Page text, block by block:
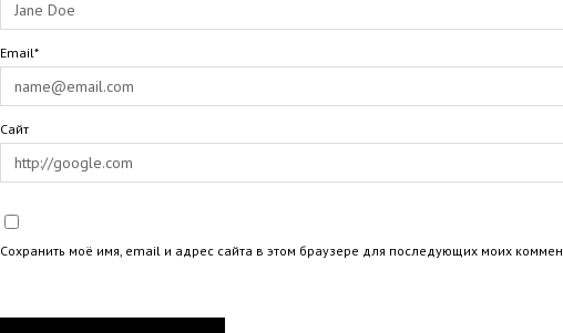
Email*
Сайт
Сохранить моё имя, email и адрес сайта в этом браузере для последующих моих